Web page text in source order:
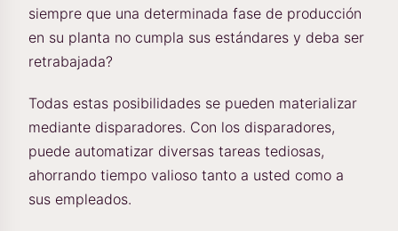
siempre que una determinada fase de producción
en su planta no cumpla sus estándares y deba ser
retrabajada?
Todas estas posibilidades se pueden materializar
mediante disparadores. Con los disparadores,
puede automatizar diversas tareas tediosas,
ahorrando tiempo valioso tanto a usted como a
sus empleados.